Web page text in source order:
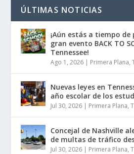
ÚLTIMAS NOTICIAS
¡Aún estás a tiempo
gran evento BACK TO
Tennessee!
Ago 1, 2026 | Primera Plana,
Nuevas leyes en
año escolar de los
Jul 30, 2026 | Primera Plana,
Concejal de Nashville
de multas de tráfico
Jul 30, 2026 | Primera Plana,